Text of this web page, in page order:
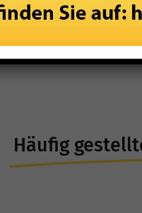
Häufig